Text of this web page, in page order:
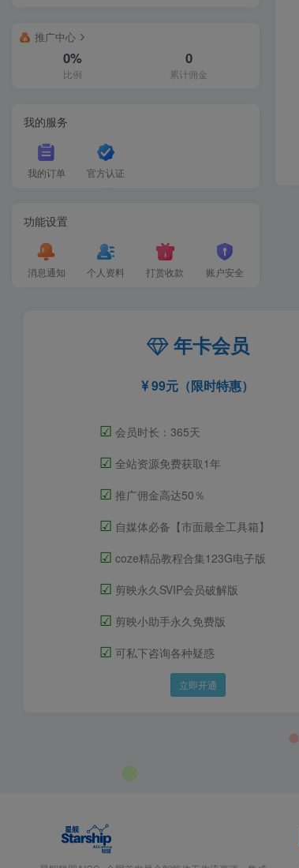
推广中心
0%
比例
0
累计佣金
我的服务
我的订单 官方认证
功能设置
消息通知 个人资料 打赏收款 账户安全
年卡会员
99元（限时特惠）
☑ 会员时长：365天
☑ 全站资源免费获取1年
☑ 推广佣金高达50％
☑ 自媒体必备【市面最全工具箱】
☑ coze精品教程合集123G电子版
☑ 剪映永久SVIP会员破解版
☑ 剪映小助手永久免费版
☑ 可私下咨询各种疑惑
立即开通